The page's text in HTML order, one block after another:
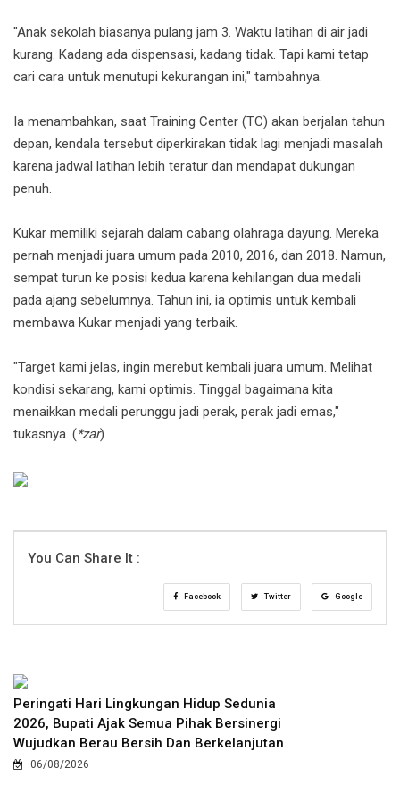
"Anak sekolah biasanya pulang jam 3. Waktu latihan di air jadi
kurang. Kadang ada dispensasi, kadang tidak. Tapi kami tetap
cari cara untuk menutupi kekurangan ini," tambahnya.
Ia menambahkan, saat Training Center (TC) akan berjalan tahun
depan, kendala tersebut diperkirakan tidak lagi menjadi masalah
karena jadwal latihan lebih teratur dan mendapat dukungan
penuh.
Kukar memiliki sejarah dalam cabang olahraga dayung. Mereka
pernah menjadi juara umum pada 2010, 2016, dan 2018. Namun,
sempat turun ke posisi kedua karena kehilangan dua medali
pada ajang sebelumnya. Tahun ini, ia optimis untuk kembali
membawa Kukar menjadi yang terbaik.
"Target kami jelas, ingin merebut kembali juara umum. Melihat
kondisi sekarang, kami optimis. Tinggal bagaimana kita
menaikkan medali perunggu jadi perak, perak jadi emas,"
tukasnya. (*zar)
You Can Share It :
Facebook Twitter Google
Peringati Hari Lingkungan Hidup Sedunia
2026, Bupati Ajak Semua Pihak Bersinergi
Wujudkan Berau Bersih Dan Berkelanjutan
06/08/2026